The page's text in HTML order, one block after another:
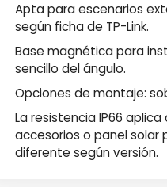
Apta para escenarios
según ficha de TP-Link.
Base magnética para
sencillo del ángulo.
Opciones de montaje:
La resistencia IP66
accesorios o panel
diferente según versión.